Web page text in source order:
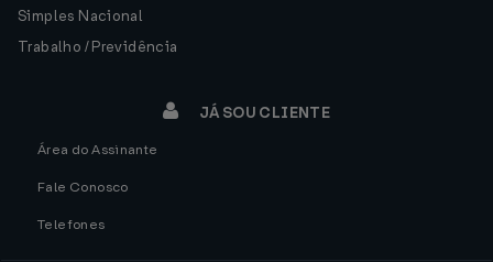
Simples Nacional
Trabalho / Previdência
JÁ SOU CLIENTE
Área do Assinante
Fale Conosco
Telefones